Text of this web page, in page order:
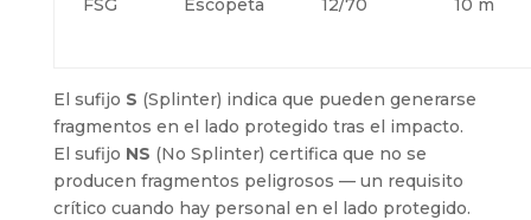
FSG Escopeta 12/70 10 m
El sufijo S (Splinter) indica que pueden generarse
fragmentos en el lado protegido tras el impacto.
El sufijo NS (No Splinter) certifica que no se
producen fragmentos peligrosos — un requisito
crítico cuando hay personal en el lado protegido.